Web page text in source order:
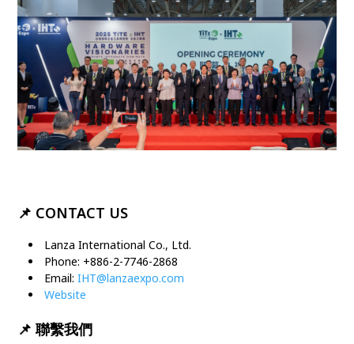
📌 CONTACT US
Lanza International Co., Ltd.
Phone: +886-2-7746-2868
Email:IHT@lanzaexpo.com
Website
📌 聯繫我們